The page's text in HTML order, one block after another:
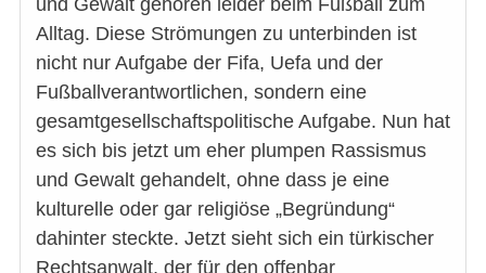
und Gewalt gehören leider beim Fußball zum
Alltag. Diese Strömungen zu unterbinden ist
nicht nur Aufgabe der Fifa, Uefa und der
Fußballverantwortlichen, sondern eine
gesamtgesellschaftspolitische Aufgabe. Nun hat
es sich bis jetzt um eher plumpen Rassismus
und Gewalt gehandelt, ohne dass je eine
kulturelle oder gar religiöse „Begründung“
dahinter steckte. Jetzt sieht sich ein türkischer
Rechtsanwalt, der für den offenbar